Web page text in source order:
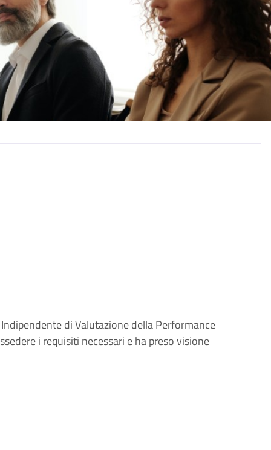
di Valutazione della Performance
i requisiti necessari e ha preso visione